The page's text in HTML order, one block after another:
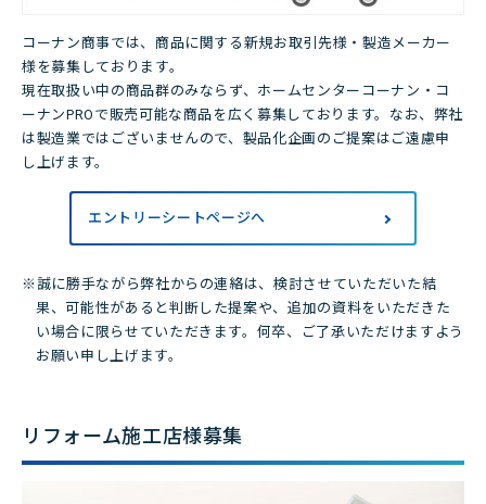
コーナン商事では、商品に関する新規お取引先様・製造メーカー
様を募集しております。
現在取扱い中の商品群のみならず、ホームセンターコーナン・コ
ーナンPROで販売可能な商品を広く募集しております。なお、弊社
は製造業ではございませんので、製品化企画のご提案はご遠慮申
し上げます。
エントリーシートページへ
※誠に勝手ながら弊社からの連絡は、検討させていただいた結
果、可能性があると判断した提案や、追加の資料をいただきた
い場合に限らせていただきます。何卒、ご了承いただけますよう
お願い申し上げます。
リフォーム施工店様募集